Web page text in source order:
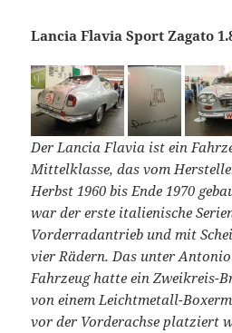
Lancia Flavia Sport Zagato
Der Lancia Flavia ist ein
Mittelklasse, das vom
Herbst 1960 bis Ende 1970
war der erste italienische
Vorderradantrieb und mit
vier Rädern. Das unter
Fahrzeug hatte ein Zweikreis-
von einem Leichtmetall-
vor der Vorderachse platziert